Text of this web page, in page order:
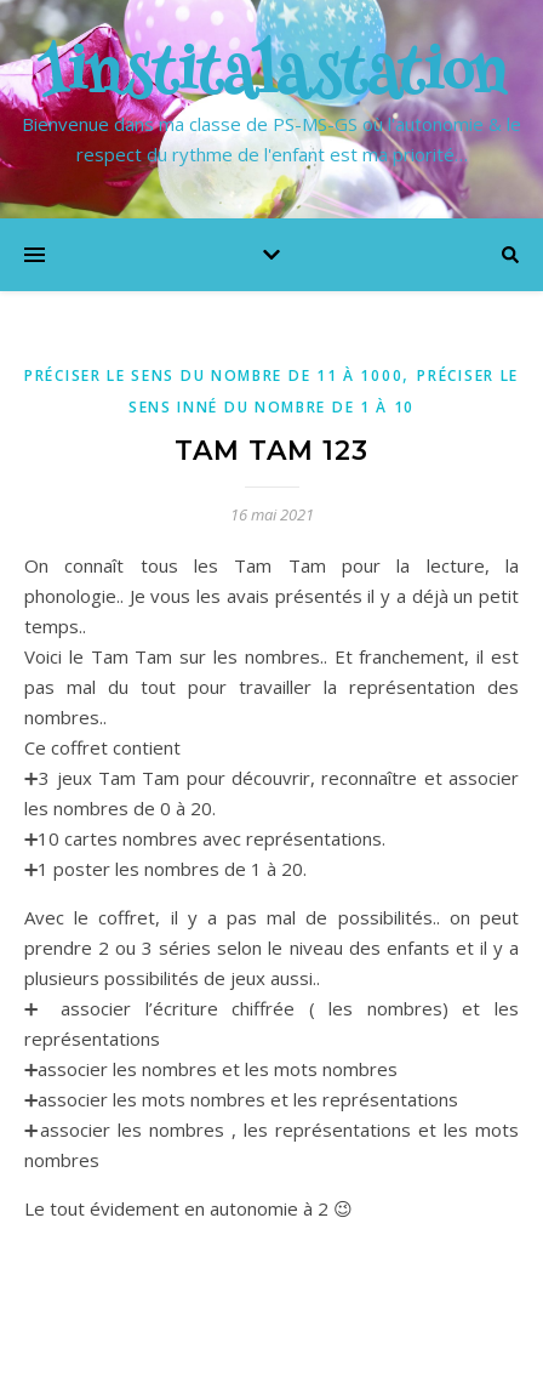
1institalastation
Bienvenue dans ma classe de PS-MS-GS où l'autonomie & le
respect du rythme de l'enfant est ma priorité…
PRÉCISER LE SENS DU NOMBRE DE 11 À 1000,PRÉCISER LE
SENS INNÉ DU NOMBRE DE 1 À 10
TAM TAM 123
16 mai 2021
On connaît tous les Tam Tam pour la lecture, la
phonologie.. Je vous les avais présentés il y a déjà un petit
temps..
Voici le Tam Tam sur les nombres.. Et franchement, il est
pas mal du tout pour travailler la représentation des
nombres..
Ce coffret contient
➕3 jeux Tam Tam pour découvrir, reconnaître et associer
les nombres de 0 à 20.
➕10 cartes nombres avec représentations.
➕1 poster les nombres de 1 à 20.
Avec le coffret, il y a pas mal de possibilités.. on peut
prendre 2 ou 3 séries selon le niveau des enfants et il y a
plusieurs possibilités de jeux aussi..
➕ associer l’écriture chiffrée ( les nombres) et les
représentations
➕associer les nombres et les mots nombres
➕associer les mots nombres et les représentations
➕associer les nombres , les représentations et les mots
nombres
Le tout évidement en autonomie à 2 😉